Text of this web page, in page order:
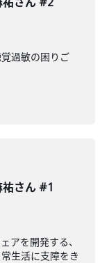
過敏の困りご
さん #1
アを開発する、
生活に支障をき